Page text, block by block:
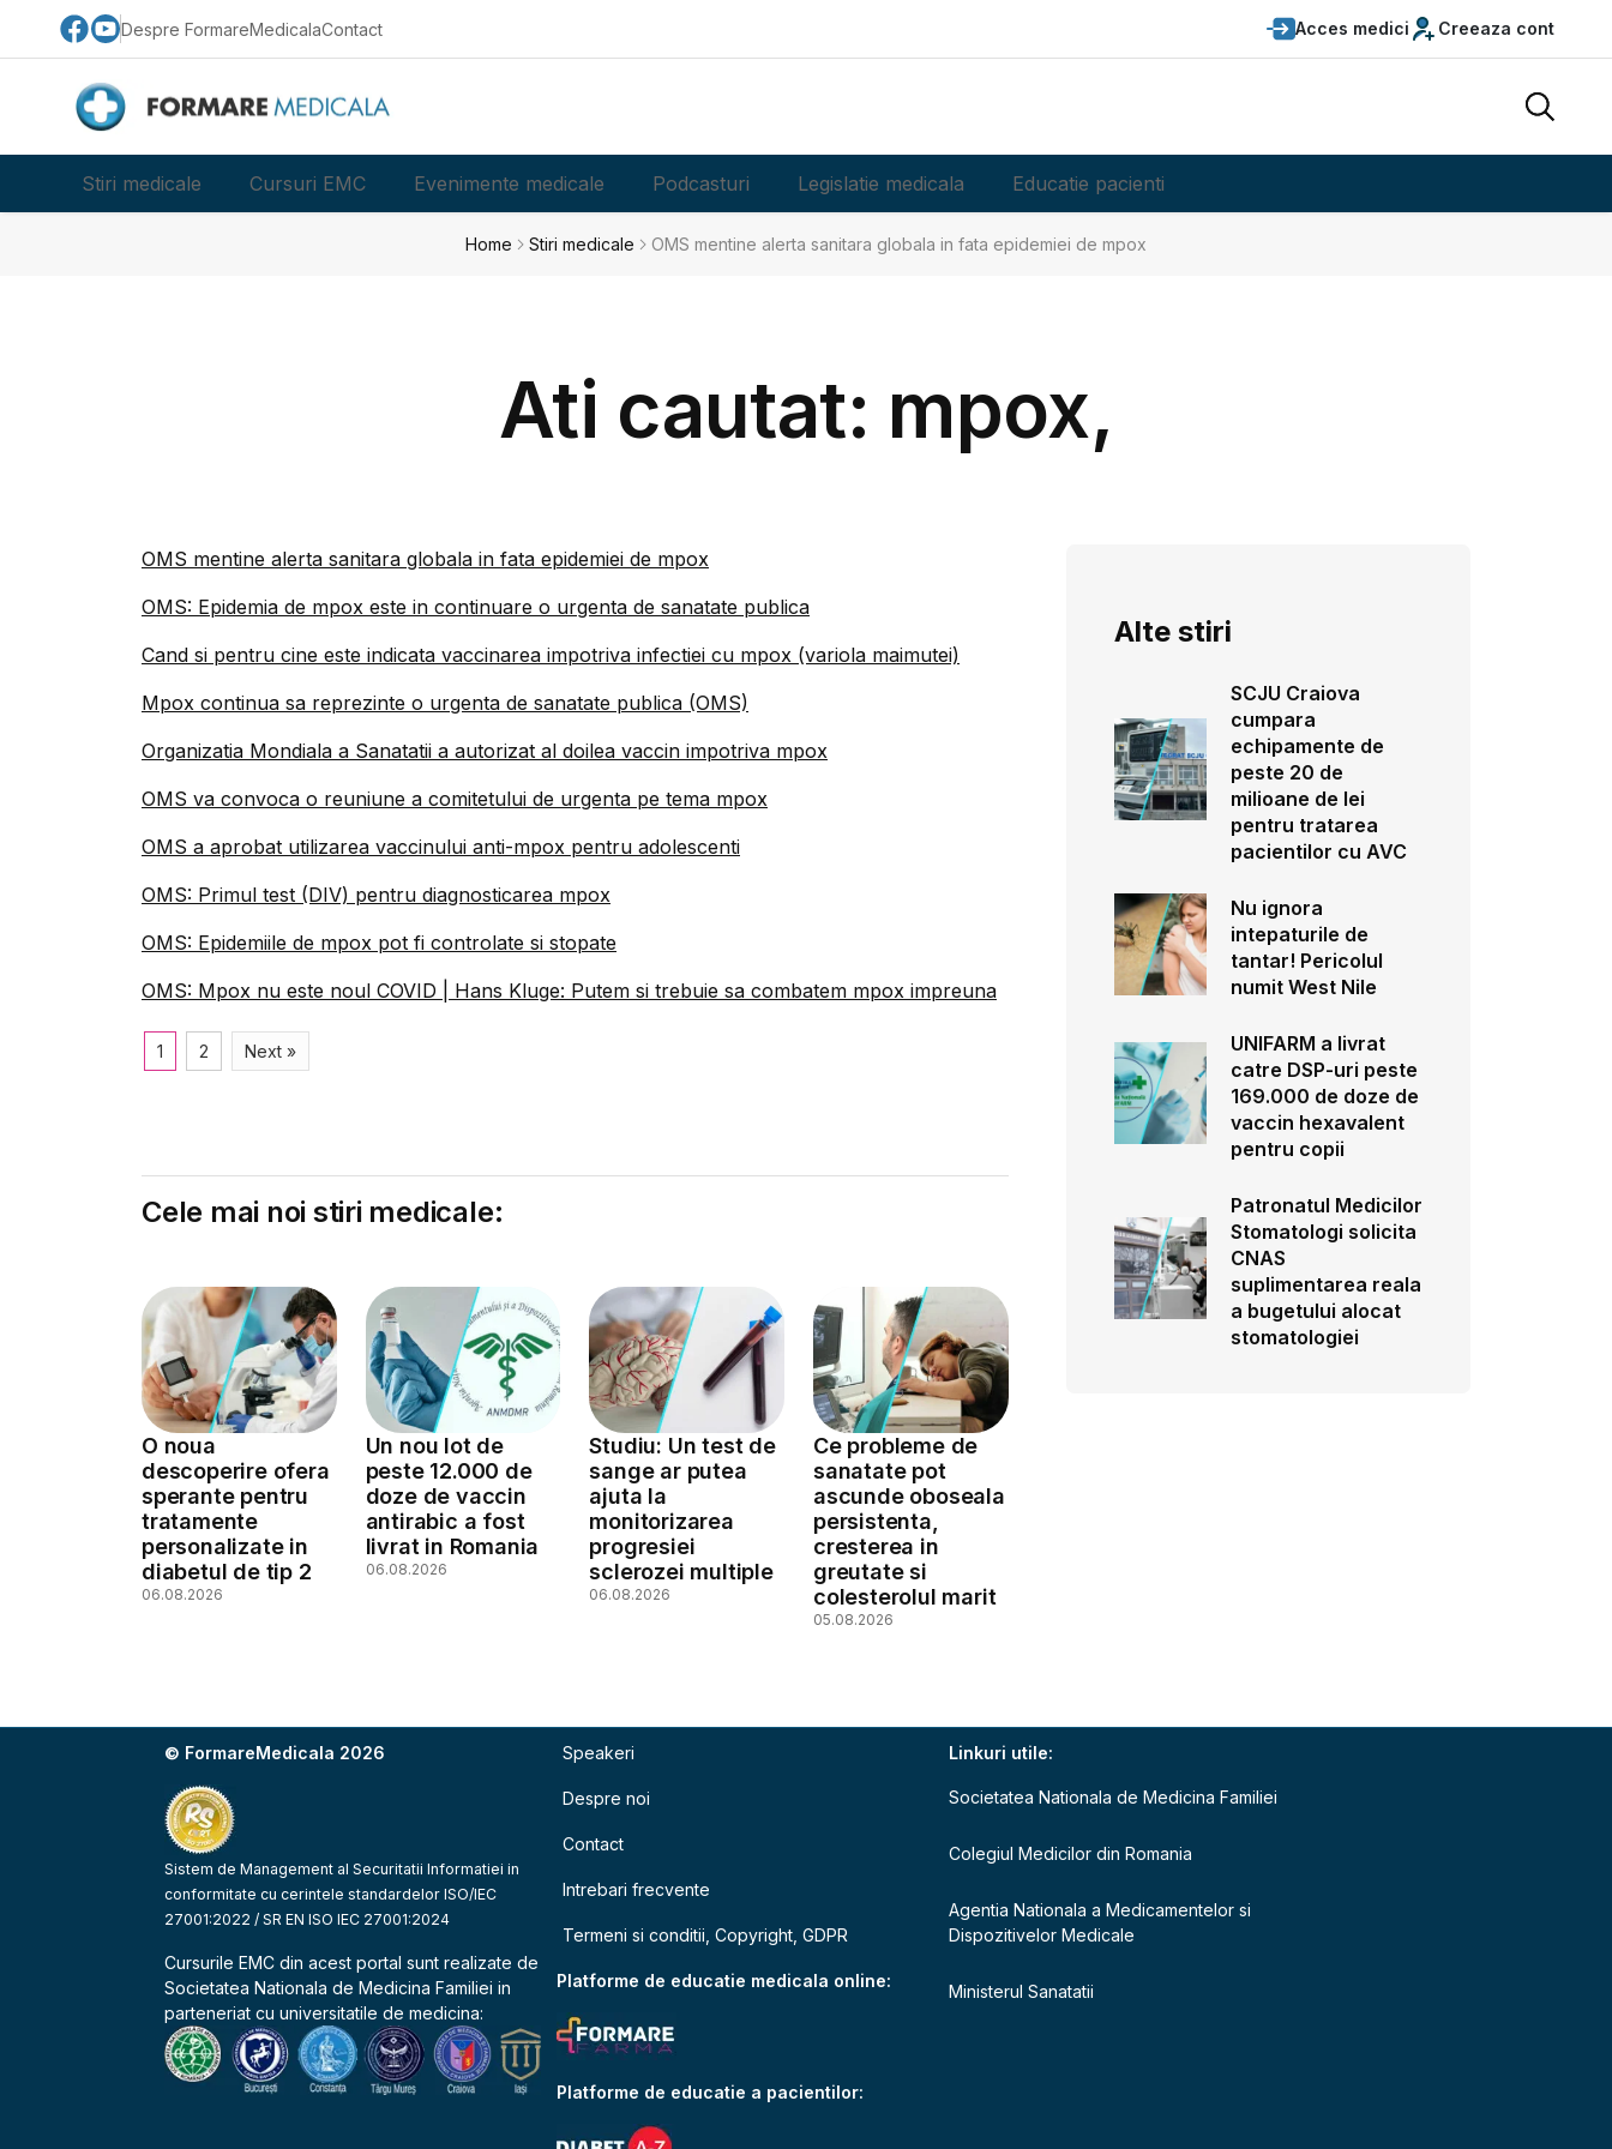
Despre FormareMedicalaContact Acces medici Creeaza cont
Stiri medicale Cursuri EMC Evenimente medicale Podcasturi Legislatie medicala Educatie pacienti
Home Stiri medicale OMS mentine alerta sanitara globala in fata epidemiei de mpox
Ati cautat: mpox,
OMS mentine alerta sanitara globala in fata epidemiei de mpox
OMS: Epidemia de mpox este in continuare o urgenta de sanatate publica
Cand si pentru cine este indicata vaccinarea impotriva infectiei cu mpox (variola maimutei)
Mpox continua sa reprezinte o urgenta de sanatate publica (OMS)
Organizatia Mondiala a Sanatatii a autorizat al doilea vaccin impotriva mpox
OMS va convoca o reuniune a comitetului de urgenta pe tema mpox
OMS a aprobat utilizarea vaccinului anti-mpox pentru adolescenti
OMS: Primul test (DIV) pentru diagnosticarea mpox
OMS: Epidemiile de mpox pot fi controlate si stopate
OMS: Mpox nu este noul COVID | Hans Kluge: Putem si trebuie sa combatem mpox impreuna
1 2 Next »
Cele mai noi stiri medicale:
O noua
descoperire ofera
sperante pentru
tratamente
personalizate in
diabetul de tip 2
06.08.2026
Un nou lot de
peste 12.000 de
doze de vaccin
antirabic a fost
livrat in Romania
06.08.2026
Studiu: Un test de
sange ar putea
ajuta la
monitorizarea
progresiei
sclerozei multiple
06.08.2026
Ce probleme de
sanatate pot
ascunde oboseala
persistenta,
cresterea in
greutate si
colesterolul marit
05.08.2026
Alte stiri
SCJU Craiova
cumpara
echipamente de
peste 20 de
milioane de lei
pentru tratarea
pacientilor cu AVC
Nu ignora
intepaturile de
tantar! Pericolul
numit West Nile
UNIFARM a livrat
catre DSP-uri peste
169.000 de doze de
vaccin hexavalent
pentru copii
Patronatul Medicilor
Stomatologi solicita
CNAS
suplimentarea reala
a bugetului alocat
stomatologiei
© FormareMedicala 2026
Sistem de Management al Securitatii Informatiei in
conformitate cu cerintele standardelor ISO/IEC
27001:2022 / SR EN ISO IEC 27001:2024
Cursurile EMC din acest portal sunt realizate de
Societatea Nationala de Medicina Familiei in
parteneriat cu universitatile de medicina:
Speakeri
Despre noi
Contact
Intrebari frecvente
Termeni si conditii, Copyright, GDPR
Platforme de educatie medicala online:
Platforme de educatie a pacientilor:
Linkuri utile:
Societatea Nationala de Medicina Familiei
Colegiul Medicilor din Romania
Agentia Nationala a Medicamentelor si
Dispozitivelor Medicale
Ministerul Sanatatii